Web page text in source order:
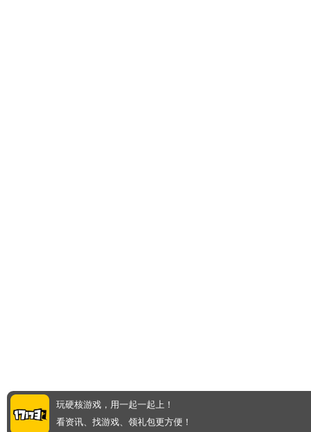
玩硬核游戏，用一起一起上！
看资讯、找游戏、领礼包更方便！